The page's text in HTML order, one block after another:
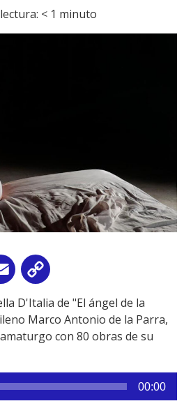
< 1 minuto
Email
Link
D'Italia de "El ángel de la
Marco Antonio de la Parra,
con 80 obras de su
00:00